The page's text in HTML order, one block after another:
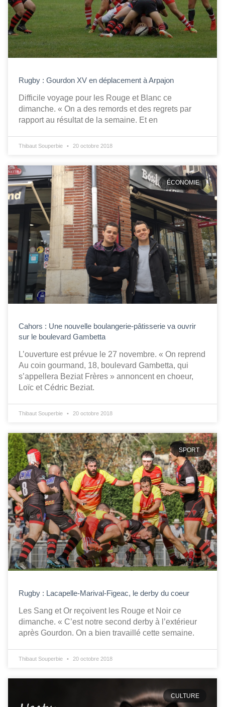
Rugby : Gourdon XV en déplacement à Arpajon
Difficile voyage pour les Rouge et Blanc ce
dimanche. « On a des remords et des regrets par
rapport au résultat de la semaine. Et en
Thibaut Souperbie 20 octobre 2018
ÉCONOMIE
Cahors : Une nouvelle boulangerie-pâtisserie va ouvrir
sur le boulevard Gambetta
L’ouverture est prévue le 27 novembre. « On reprend
Au coin gourmand, 18, boulevard Gambetta, qui
s’appellera Beziat Frères » annoncent en choeur,
Loïc et Cédric Beziat.
Thibaut Souperbie 20 octobre 2018
SPORT
Rugby : Lacapelle-Marival-Figeac, le derby du coeur
Les Sang et Or reçoivent les Rouge et Noir ce
dimanche. « C’est notre second derby à l’extérieur
après Gourdon. On a bien travaillé cette semaine.
Thibaut Souperbie 20 octobre 2018
CULTURE